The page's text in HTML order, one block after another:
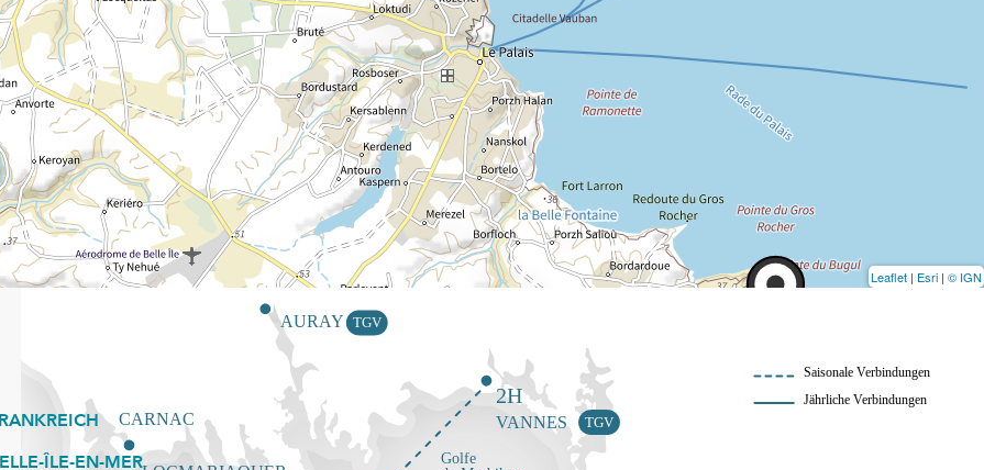
Leaflet | Esri | © IGN
ÎLE-EN-MER